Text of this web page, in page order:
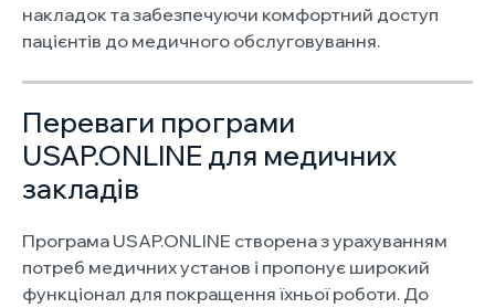
накладок та забезпечуючи комфортний доступ
пацієнтів до медичного обслуговування.
Переваги програми
USAP.ONLINE для медичних
закладів
Програма USAP.ONLINE створена з урахуванням
потреб медичних установ і пропонує широкий
функціонал для покращення їхньої роботи. До